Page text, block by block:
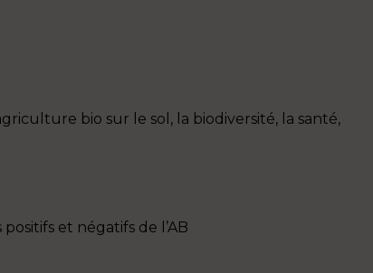
bio sur le sol, la biodiversité, la santé,
et négatifs de l’AB